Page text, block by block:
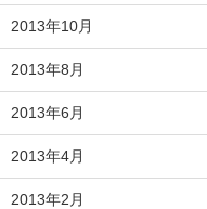
2013年10月
2013年8月
2013年6月
2013年4月
2013年2月